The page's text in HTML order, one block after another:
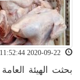
بحثت الهيئة